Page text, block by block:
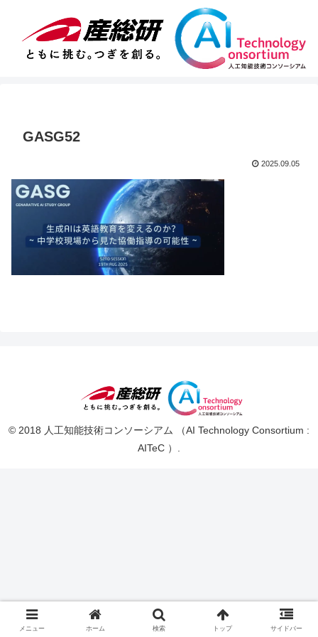
GASG52
2025.09.05
© 2018 人工知能技術コンソーシアム （AI Technology Consortium :
AITeC ）.
メニュー ホーム 検索 トップ サイドバー